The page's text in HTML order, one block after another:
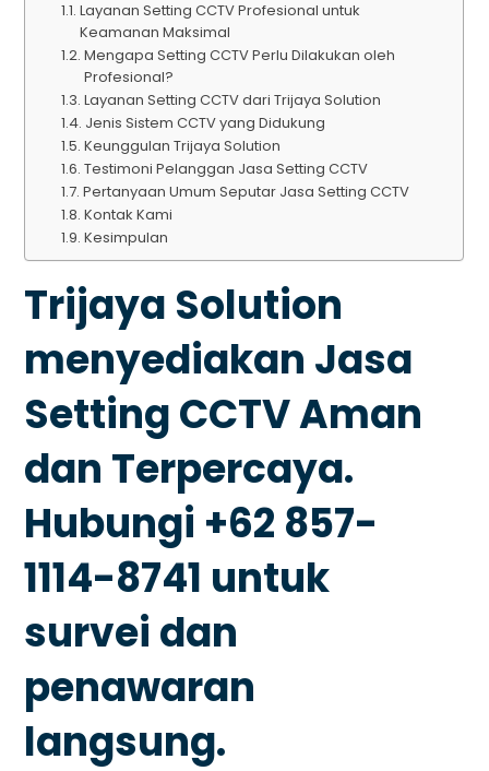
Layanan Setting CCTV Profesional untuk
Keamanan Maksimal
Mengapa Setting CCTV Perlu Dilakukan oleh
Profesional?
Layanan Setting CCTV dari Trijaya Solution
Jenis Sistem CCTV yang Didukung
Keunggulan Trijaya Solution
Testimoni Pelanggan Jasa Setting CCTV
Pertanyaan Umum Seputar Jasa Setting CCTV
Kontak Kami
Kesimpulan
Trijaya Solution
menyediakan Jasa
Setting CCTV Aman
dan Terpercaya.
Hubungi +62 857-
1114-8741 untuk
survei dan
penawaran
langsung.